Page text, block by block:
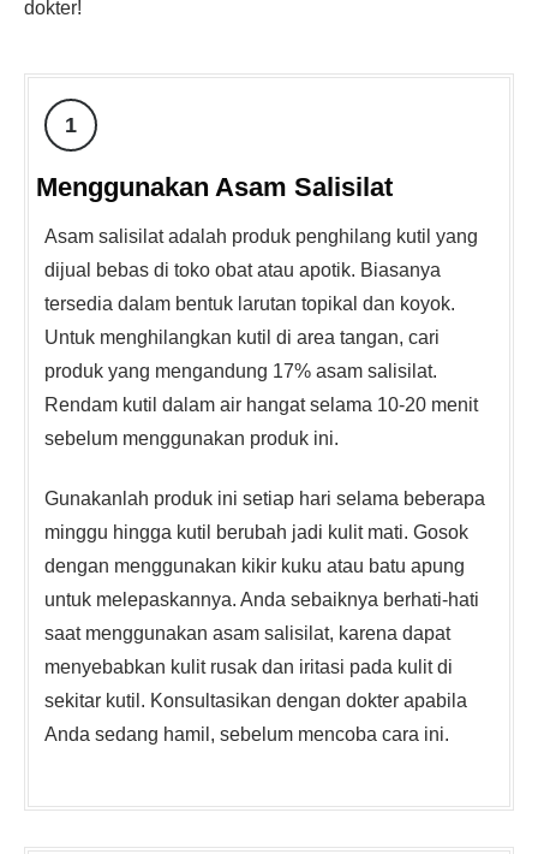
dokter!
1
Menggunakan Asam Salisilat
Asam salisilat adalah produk penghilang kutil yang
dijual bebas di toko obat atau apotik. Biasanya
tersedia dalam bentuk larutan topikal dan koyok.
Untuk menghilangkan kutil di area tangan, cari
produk yang mengandung 17% asam salisilat.
Rendam kutil dalam air hangat selama 10-20 menit
sebelum menggunakan produk ini.
Gunakanlah produk ini setiap hari selama beberapa
minggu hingga kutil berubah jadi kulit mati. Gosok
dengan menggunakan kikir kuku atau batu apung
untuk melepaskannya. Anda sebaiknya berhati-hati
saat menggunakan asam salisilat, karena dapat
menyebabkan kulit rusak dan iritasi pada kulit di
sekitar kutil. Konsultasikan dengan dokter apabila
Anda sedang hamil, sebelum mencoba cara ini.